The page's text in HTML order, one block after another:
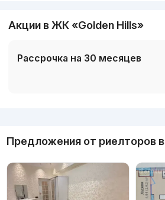
Акции в ЖК «Golden Hills»
Рассрочка на 30 месяцев
Предложения от риелторов в